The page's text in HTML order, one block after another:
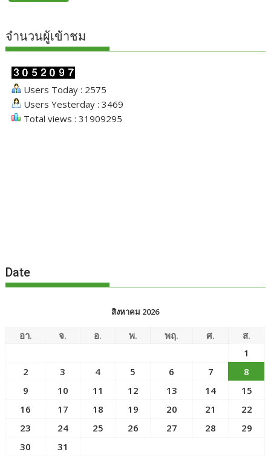
จำนวนผู้เข้าชม
Users Today : 2575
Users Yesterday : 3469
Total views : 31909295
Date
สิงหาคม 2026
อา. จ. อ. พ. พฤ. ศ.
ส.
1
2
3 4 5 6 7
8
9
10 11 12 13 14
15
16
17 18 19 20 21
22
23
24 25 26 27 28
29
30
31